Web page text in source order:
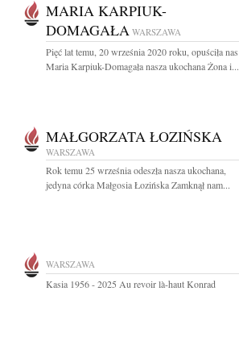
MARIA KARPIUK-
DOMAGAŁA WARSZAWA
Pięć lat temu, 20 września 2020 roku, opuściła nas
Maria Karpiuk-Domagała nasza ukochana Żona i...
MAŁGORZATA ŁOZIŃSKA
WARSZAWA
Rok temu 25 września odeszła nasza ukochana,
jedyna córka Małgosia Łozińska Zamknął nam...
WARSZAWA
Kasia 1956 - 2025 Au revoir là-haut Konrad